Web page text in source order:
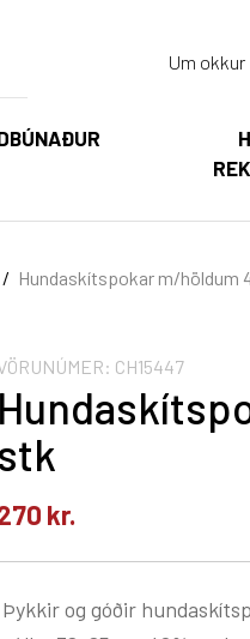
Um okkur
/ Hundaskítspokar m/höldum
CH15447
stk
kr.
Þykkir og góðir